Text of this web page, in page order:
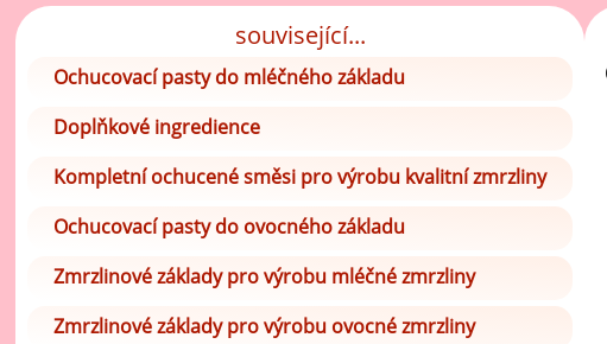
související...
Ochucovací pasty do mléčného základu
Doplňkové ingredience
Kompletní ochucené směsi pro výrobu kvalitní zmrzliny
Ochucovací pasty do ovocného základu
Zmrzlinové základy pro výrobu mléčné zmrzliny
Zmrzlinové základy pro výrobu ovocné zmrzliny